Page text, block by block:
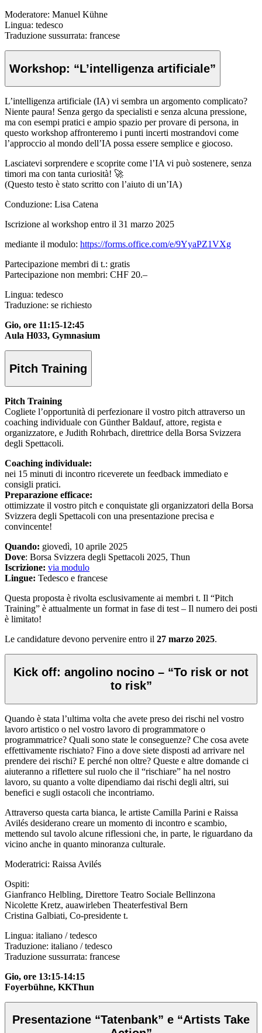
Moderatore: Manuel Kühne
Lingua: tedesco
Traduzione sussurrata: francese
Workshop: “L’intelligenza artificiale”
L’intelligenza artificiale (IA) vi sembra un argomento complicato?
Niente paura! Senza gergo da specialisti e senza alcuna pressione,
ma con esempi pratici e ampio spazio per provare di persona, in
questo workshop affronteremo i punti incerti mostrandovi come
l’approccio al mondo dell’IA possa essere semplice e giocoso.
Lasciatevi sorprendere e scoprite come l’IA vi può sostenere, senza
timori ma con tanta curiosità! 🚀
(Questo testo è stato scritto con l’aiuto di un’IA)
Conduzione: Lisa Catena
Iscrizione al workshop entro il 31 marzo 2025
mediante il modulo: https://forms.office.com/e/9YyaPZ1VXg
Partecipazione membri di t.: gratis
Partecipazione non membri: CHF 20.–
Lingua: tedesco
Traduzione: se richiesto
Gio, ore 11:15-12:45
Aula H033, Gymnasium
Pitch Training
Pitch Training
Cogliete l’opportunità di perfezionare il vostro pitch attraverso un
coaching individuale con Günther Baldauf, attore, regista e
organizzatore, e Judith Rohrbach, direttrice della Borsa Svizzera
degli Spettacoli.
Coaching individuale:
nei 15 minuti di incontro riceverete un feedback immediato e
consigli pratici.
Preparazione efficace:
ottimizzate il vostro pitch e conquistate gli organizzatori della Borsa
Svizzera degli Spettacoli con una presentazione precisa e
convincente!
Quando: giovedì, 10 aprile 2025
Dove: Borsa Svizzera degli Spettacoli 2025, Thun
Iscrizione: via modulo
Lingue: Tedesco e francese
Questa proposta è rivolta esclusivamente ai membri t. Il “Pitch
Training” è attualmente un format in fase di test – Il numero dei posti
è limitato!
Le candidature devono pervenire entro il 27 marzo 2025.
Kick off: angolino nocino – “To risk or not
to risk”
Quando è stata l’ultima volta che avete preso dei rischi nel vostro
lavoro artistico o nel vostro lavoro di programmatore o
programmatrice? Quali sono state le conseguenze? Che cosa avete
effettivamente rischiato? Fino a dove siete disposti ad arrivare nel
prendere dei rischi? E perché non oltre? Queste e altre domande ci
aiuteranno a riflettere sul ruolo che il “rischiare” ha nel nostro
lavoro, su quanto a volte dipendiamo dai rischi degli altri, sui
benefici e sugli ostacoli che incontriamo.
Attraverso questa carta bianca, le artiste Camilla Parini e Raissa
Avilés desiderano creare un momento di incontro e scambio,
mettendo sul tavolo alcune riflessioni che, in parte, le riguardano da
vicino anche in quanto minoranza culturale.
Moderatrici: Raissa Avilés
Ospiti:
Gianfranco Helbling, Direttore Teatro Sociale Bellinzona
Nicolette Kretz, auawirleben Theaterfestival Bern
Cristina Galbiati, Co-presidente t.
Lingua: italiano / tedesco
Traduzione: italiano / tedesco
Traduzione sussurrata: francese
Gio, ore 13:15-14:15
Foyerbühne, KKThun
Presentazione “Tatenbank” e “Artists Take